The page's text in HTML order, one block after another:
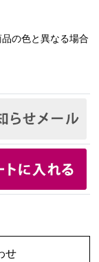
の色と異なる場合
せ